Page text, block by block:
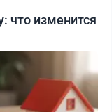
что изменится